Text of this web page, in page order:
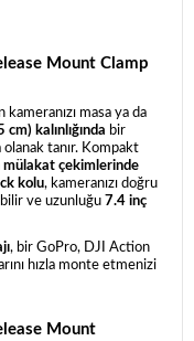
Mount Clamp
kameranızı masa ya da
kalınlığında bir
tanır. Kompakt
mülakat çekimlerinde
kolu, kameranızı doğru
ve uzunluğu 7.4 inç
, bir GoPro, DJI Action
hızla monte etmenizi
Mount